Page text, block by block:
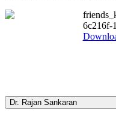
6c216f-
Dr. Rajan Sankaran